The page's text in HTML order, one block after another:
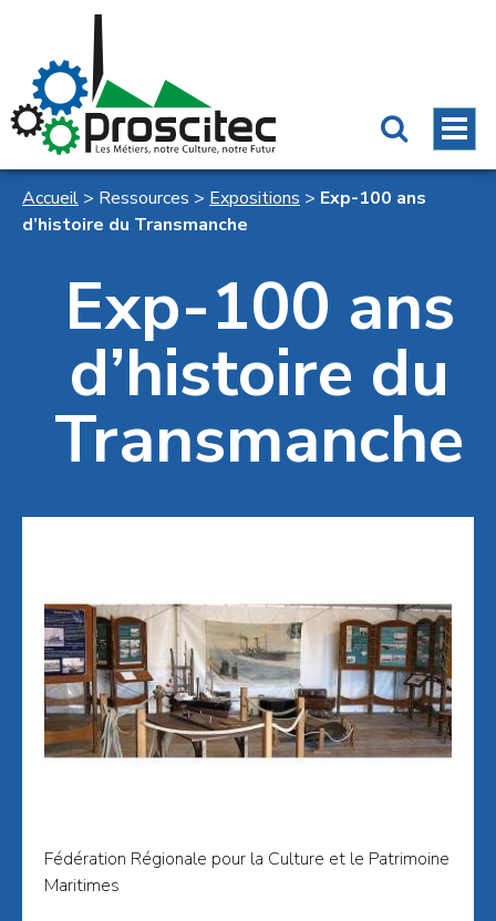
Accueil > Ressources > Expositions > Exp-100 ans
d’histoire du Transmanche
Exp-100 ans
d’histoire du
Transmanche
Fédération Régionale pour la Culture et le Patrimoine
Maritimes